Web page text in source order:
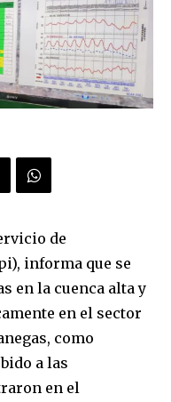
de
informa que se
en la cuenca alta y
en el sector
como
a las
en el